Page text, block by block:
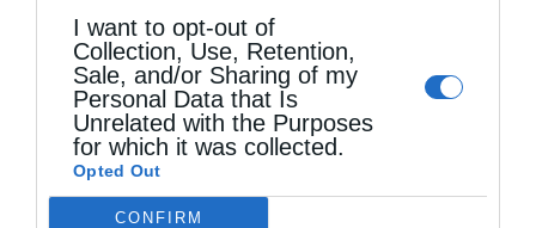
I want to opt-out of
Collection, Use, Retention,
Sale, and/or Sharing of my
Personal Data that Is
Unrelated with the Purposes
for which it was collected.
Opted Out
CONFIRM
περιέχει ένα φαρμακείο διακοπών
Η πανήγυρις της Μεταμορφώσεως του Σωτήρος
στη Θεσσαλονίκη